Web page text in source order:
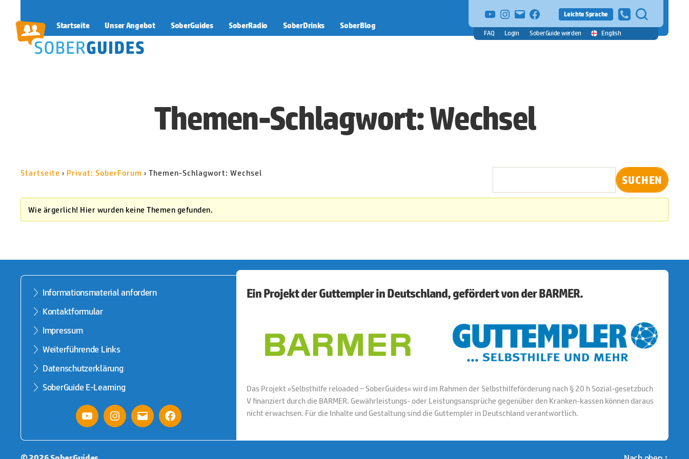
Startseite Unser Angebot SoberGuides SoberRadio SoberDrinks SoberBlog
YouTubeInstagram
E-
Mail
facebook Leichte Sprache
FAQ Login SoberGuide werden English
Themen-Schlagwort: Wechsel
Startseite › Privat: SoberForum › Themen-Schlagwort: Wechsel
Wie ärgerlich! Hier wurden keine Themen gefunden.
Informationsmaterial anfordern
Kontaktformular
Impressum
Weiterführende Links
Datenschutzerklärung
SoberGuide E-Learning
YouTubeInstagram
E-
facebook
Ein Projekt der Guttempler in Deutschland, gefördert von der BARMER.
Das Projekt »Selbsthilfe reloaded – SoberGuides« wird im Rahmen der Selbsthilfeförderung nach § 20 h Sozial-gesetzbuch
V finanziert durch die BARMER. Gewährleistungs- oder Leistungsansprüche gegenüber den Kranken-kassen können daraus
nicht erwachsen. Für die Inhalte und Gestaltung sind die Guttempler in Deutschland verantwortlich.